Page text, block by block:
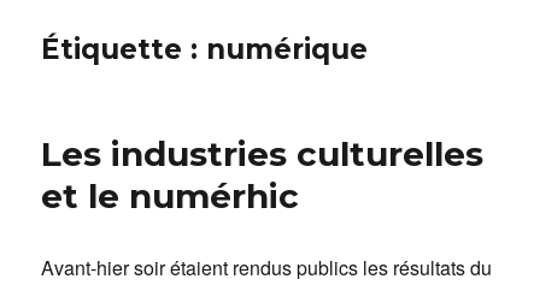
Étiquette : numérique
Les industries culturelles
et le numérhic
Avant-hier soir étaient rendus publics les résultats du